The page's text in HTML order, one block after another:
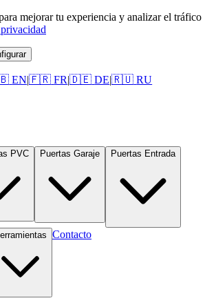
mejorar tu experiencia y analizar el tráfico
EN|🇫🇷 FR|🇩🇪 DE|🇷🇺 RU
PVC Puertas Garaje Puertas Entrada
Contacto